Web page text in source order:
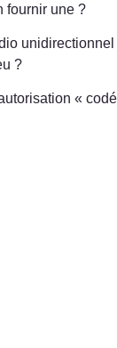
fournir une ?
?
«